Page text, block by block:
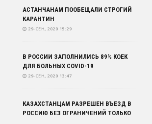
АСТАНЧАНАМ ПООБЕЩАЛИ СТРОГИЙ
КАРАНТИН
29-СЕН, 2020 15:29
В РОССИИ ЗАПОЛНИЛИСЬ 89% КОЕК
ДЛЯ БОЛЬНЫХ COVID-19
29-СЕН, 2020 13:47
КАЗАХСТАНЦАМ РАЗРЕШЕН ВЪЕЗД В
РОССИЮ БЕЗ ОГРАНИЧЕНИЙ ТОЛЬКО